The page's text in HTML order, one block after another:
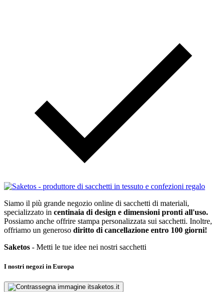
Siamo il più grande negozio online di sacchetti di materiali,
specializzato in centinaia di design e dimensioni pronti all'uso.
Possiamo anche offrire stampa personalizzata sui sacchetti. Inoltre,
offriamo un generoso diritto di cancellazione entro 100 giorni!
Saketos - Metti le tue idee nei nostri sacchetti
I nostri negozi in Europa
saketos.it